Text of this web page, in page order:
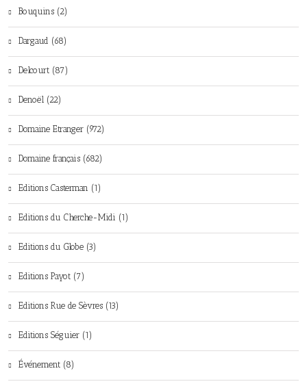
Bouquins (2)
Dargaud (68)
Delcourt (87)
Denoël (22)
Domaine Etranger (972)
Domaine français (682)
Editions Casterman (1)
Editions du Cherche-Midi (1)
Editions du Globe (3)
Editions Payot (7)
Editions Rue de Sèvres (13)
Editions Séguier (1)
Événement (8)